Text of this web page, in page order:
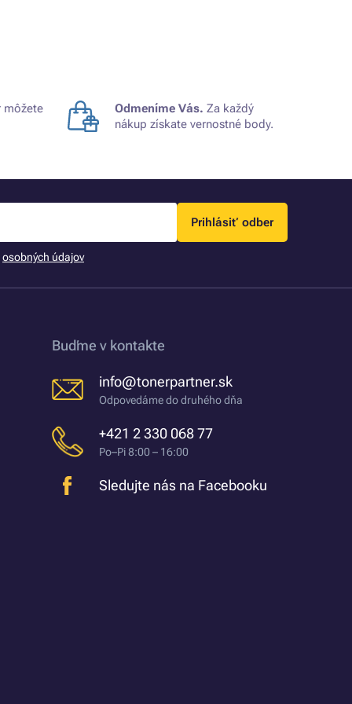
môžete Odmeníme Vás. Za každý
nákup získate vernostné body.
Prihlásiť odber
osobných údajov
Buďme v kontakte
info@tonerpartner.sk
Odpovedáme do druhého dňa
+421 2 330 068 77
Po–Pi 8:00 – 16:00
Sledujte nás na Facebooku